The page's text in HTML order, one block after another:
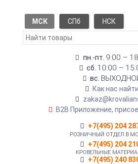
МСК СПб НСК
пн.-пт. 9:00 –
сб. 10:00 –
вс.
Как нас найти
B2B Приложение,
+7(495) 204
РОЗНИЧНЫЙ ОТДЕЛ В
+7(495) 204
КРОВЕЛЬНЫЕ
+7(495) 240